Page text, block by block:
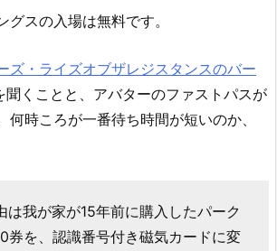
グスの入場は無料です。
ズ・ライズオブザレジスタンスのバー
聞くことと、アバターのファストパスが
何時ころが一番待ち時間が短いのか、
は我が家が15年前に購入したパーク
券を、認識番号付き磁気カードに変